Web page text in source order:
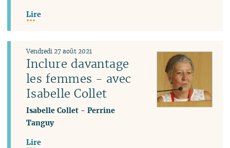
Lire
Inclure davantage
les femmes - avec
Isabelle Collet
Vendredi 27 août 2021
Isabelle Collet -Perrine
Tanguy
Lire